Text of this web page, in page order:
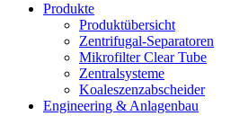
Produkte
Produktübersicht
Zentrifugal-Separatoren
Mikrofilter Clear Tube
Zentralsysteme
Koaleszenzabscheider
Engineering & Anlagenbau